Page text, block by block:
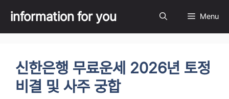
content
information for you Menu
신한은행 무료운세 2026년 토정
비결 및 사주 궁합